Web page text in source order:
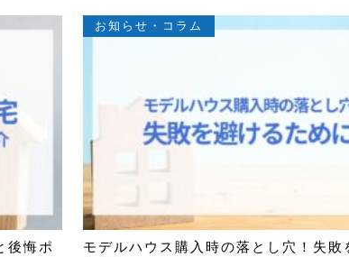
後悔ポ
お知らせ・コラム
モデルハウス購入時の落とし穴！失敗